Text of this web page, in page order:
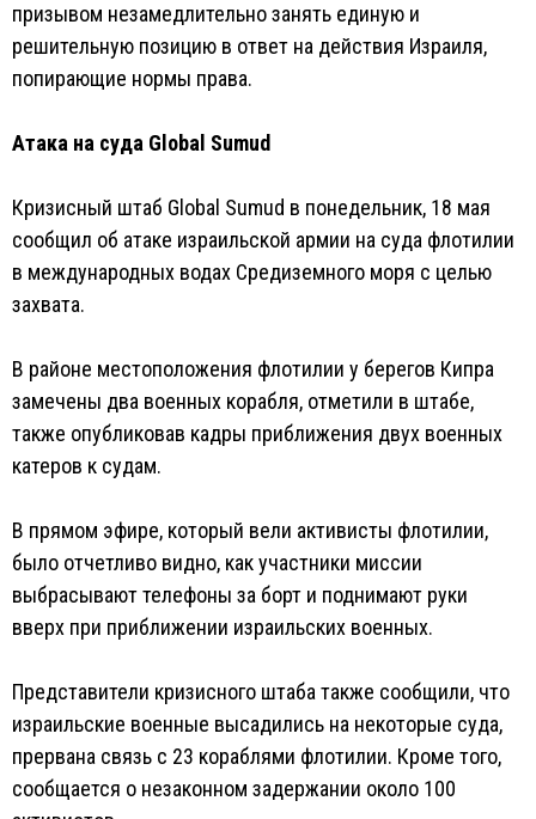
призывом незамедлительно занять единую и
решительную позицию в ответ на действия Израиля,
попирающие нормы права.
Атака на суда Global Sumud
Кризисный штаб Global Sumud в понедельник, 18 мая
сообщил об атаке израильской армии на суда флотилии
в международных водах Средиземного моря с целью
захвата.
В районе местоположения флотилии у берегов Кипра
замечены два военных корабля, отметили в штабе,
также опубликовав кадры приближения двух военных
катеров к судам.
В прямом эфире, который вели активисты флотилии,
было отчетливо видно, как участники миссии
выбрасывают телефоны за борт и поднимают руки
вверх при приближении израильских военных.
Представители кризисного штаба также сообщили, что
израильские военные высадились на некоторые суда,
прервана связь с 23 кораблями флотилии. Кроме того,
сообщается о незаконном задержании около 100